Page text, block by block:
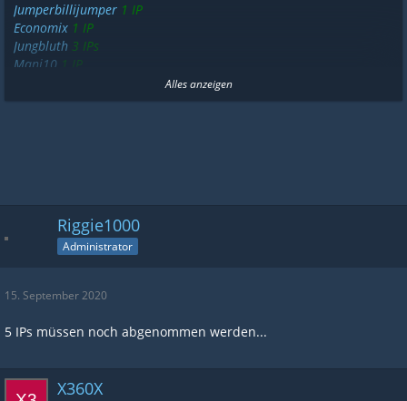
Jumperbillijumper 1 IP
Economix 1 IP
Jungbluth 3 IPs
Mani10 1 IP
CrazyJim 1 IP
Basti050295 2 IPs
2 IPs
Max2412 6 IPs
Alles anzeigen
Riggie1000
Administrator
15. September 2020
5 IPs müssen noch abgenommen werden...
X360X